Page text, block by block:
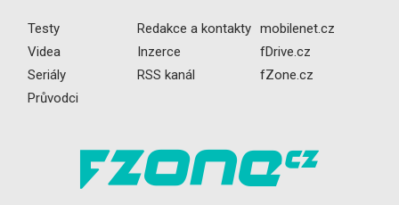
Testy
Videa
Seriály
Průvodci
Redakce a kontakty
Inzerce
RSS kanál
mobilenet.cz
fDrive.cz
fZone.cz